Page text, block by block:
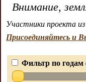
Внимание,
Участники проекта
Присоединяйтесь и
Фильтр по годам